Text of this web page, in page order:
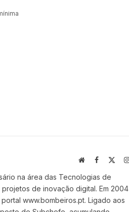
WebsiteFacebook
na área das Tecnologias de
de inovação digital. Em 2004
www.bombeiros.pt. Ligado aos